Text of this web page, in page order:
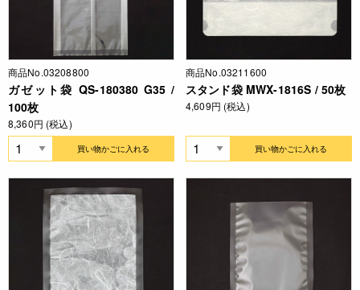
商品No.03208800
ガゼット袋 QS-180380 G35 /
100枚
8,360円 (税込)
買い物かごに入れる
商品No.03211600
スタンド袋 MWX-1816S / 50枚
4,609円 (税込)
買い物かごに入れる